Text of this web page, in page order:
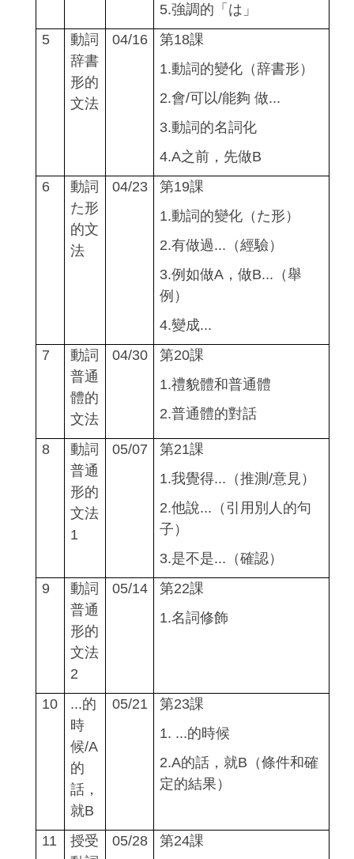
5.強調的「は」
5
動詞
辞書
形的
文法
04/16
第18課
1.動詞的變化（辞書形）
2.會/可以/能夠 做...
3.動詞的名詞化
4.A之前，先做B
6
動詞
た形
的文
法
04/23 第19課
1.動詞的變化（た形）
2.有做過...（經驗）
3.例如做A，做B... （舉
例）
4.變成...
7
動詞
普通
體的
文法
04/30
第20課
1.禮貌體和普通體
2.普通體的對話
8
動詞
普通
形的
文法
1
05/07
第21課
1.我覺得...（推測/意見）
2.他說...（引用別人的句
子）
3.是不是...（確認）
9
動詞
普通
形的
文法
2
05/14
第22課
1.名詞修飾
10 ...的
時
候/A
的
話，
就B
05/21
第23課
1. ...的時候
2.A的話，就B（條件和確
定的結果）
11
授受
05/28 第24課